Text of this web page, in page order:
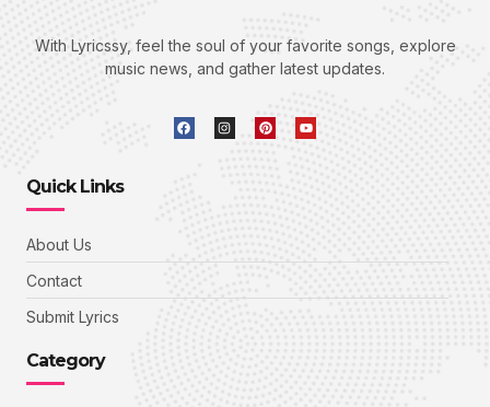
With Lyricssy, feel the soul of your favorite songs, explore
music news, and gather latest updates.
Quick Links
About Us
Contact
Submit Lyrics
Category